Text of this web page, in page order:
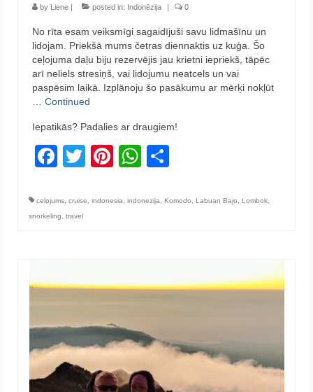
by Liene | posted in: Indonēzija | 0
No rīta esam veiksmīgi sagaidījuši savu lidmašīnu un
lidojam. Priekšā mums četras diennaktis uz kuģa. Šo
ceļojuma daļu biju rezervējis jau krietni iepriekš, tāpēc
arī neliels stresiņš, vai lidojumu neatcels un vai
paspēsim laikā. Izplānoju šo pasākumu ar mērķi nokļūt
Continued
Iepatikās? Padalies ar draugiem!
Facebook
TwitterPinterest
WhatsApp
celojums cruise indonesia indonezija Komodo Labuan Bajo Lombok
snorkeling
travel